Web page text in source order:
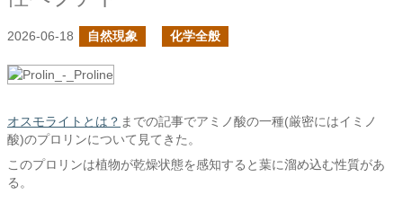
2026-06-18 自然現象 化学全般
オスモライトとは？ までの記事でアミノ酸の一種(厳密にはイミノ
酸)のプロリンについて見てきた。
このプロリンは植物が乾燥状態を感知すると葉に溜め込む性質があ
る。